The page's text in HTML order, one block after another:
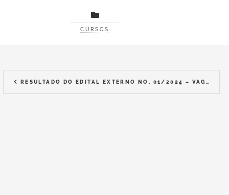
CURSOS
RESULTADO DO EDITAL EXTERNO NO. 01/2024 – VAGAS REMANESCENTES